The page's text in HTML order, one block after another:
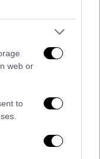
web or
to
παραγωγικό
τους
στην
πρότυπο,
ενισχύει
τον
μισθωτό, τον